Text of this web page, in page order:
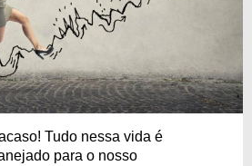
Tudo nessa vida é
para o nosso